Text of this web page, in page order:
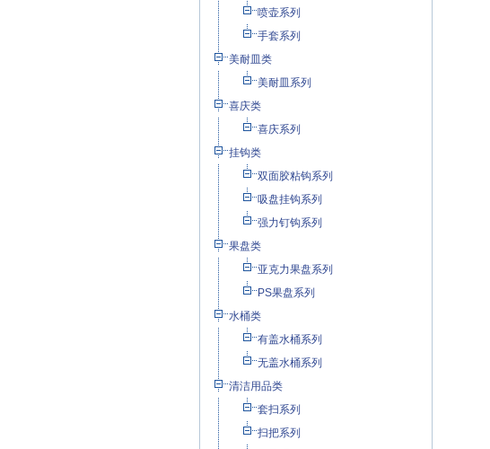
喷壶系列
手套系列
美耐皿类
美耐皿系列
喜庆类
喜庆系列
挂钩类
双面胶粘钩系列
吸盘挂钩系列
强力钉钩系列
果盘类
亚克力果盘系列
PS果盘系列
水桶类
有盖水桶系列
无盖水桶系列
清洁用品类
套扫系列
扫把系列